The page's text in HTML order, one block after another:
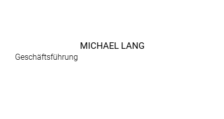
MICHAEL LANG
Geschäftsführung